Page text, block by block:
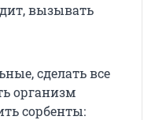
вызывать
сделать все
организм
сорбенты: